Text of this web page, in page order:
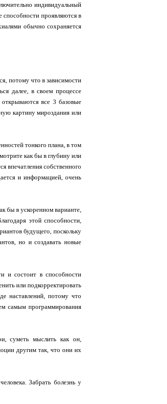
индивидуальный
способности проявляются в
обычно сохраняется
потому что в зависимости
далее, в своем процессе
все 3 базовые
картину мироздания или
тонкого плана, в том
как бы в глубину или
впечатления собственного
и информацией, очень
бы в ускоренном варианте,
этой способности,
будущего, поскольку
но и создавать новые
и состоит в способности
или подкорректировать
наставлений, потому что
самым программирования
суметь мыслить как он,
другим так, что они их
Забрать болезнь у